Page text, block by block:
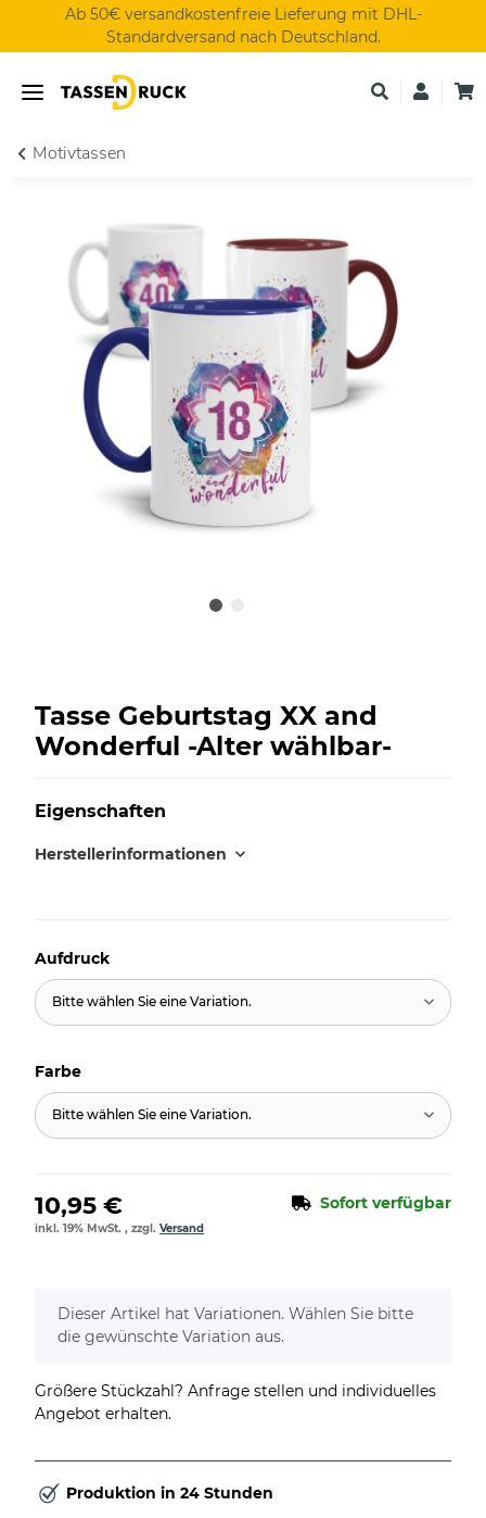
Ab 50€ versandkostenfreie Lieferung mit DHL-
Standardversand nach Deutschland.
Motivtassen
Tasse Geburtstag XX and
Wonderful -Alter wählbar-
Eigenschaften
Herstellerinformationen
Aufdruck
Bitte wählen Sie eine Variation.
Farbe
Bitte wählen Sie eine Variation.
10,95 € Sofort verfügbar
inkl. 19% MwSt. , zzgl. Versand
x
Dieser Artikel hat Variationen. Wählen Sie bitte
die gewünschte Variation aus.
Größere Stückzahl? Anfrage stellen und individuelles
Angebot erhalten.
Produktion in 24 Stunden